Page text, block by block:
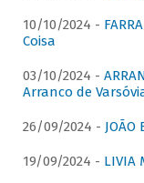
10/10/2024 -
Coisa
03/10/2024 -
Arranco de
26/09/2024 - JOÃO
19/09/2024 - LIVIA